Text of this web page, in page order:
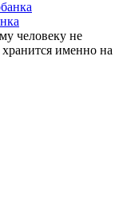
человеку не
именно на